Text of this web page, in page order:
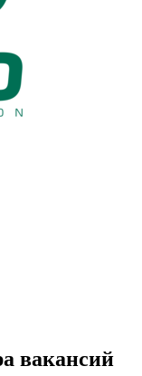
вакансий